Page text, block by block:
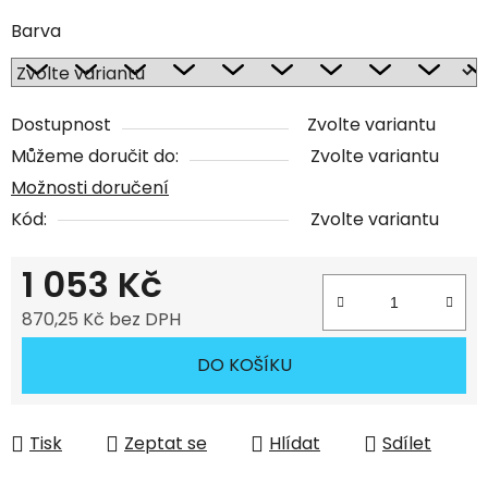
Barva
Dostupnost
Zvolte variantu
Můžeme doručit do:
Zvolte variantu
Možnosti doručení
Kód:
Zvolte variantu
1 053 Kč
870,25 Kč bez DPH
DO KOŠÍKU
Tisk Zeptat se Hlídat Sdílet